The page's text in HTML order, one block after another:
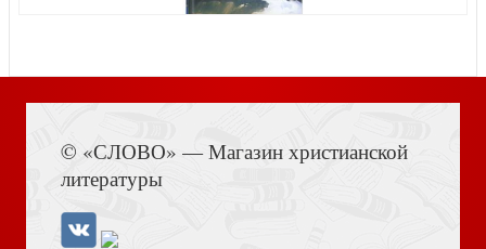
Золотые стихи Пифагора
© «СЛОВО» — Магазин христианской
литературы